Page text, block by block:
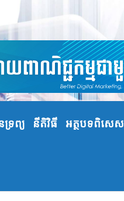
រព្យ នីតិវិធី អត្ថបទពិសេស